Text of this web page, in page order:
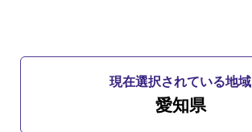
現在選択されている地域
愛知県